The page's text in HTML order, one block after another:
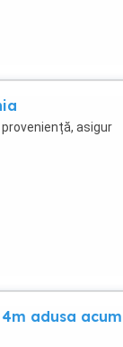
asigur
adusa acum